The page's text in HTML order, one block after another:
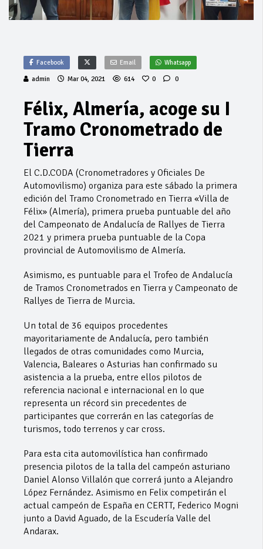
Facebook Email Whatsapp
admin Mar 04, 2021 614 0 0
Félix, Almería, acoge su I
Tramo Cronometrado de
Tierra
El C.D.CODA (Cronometradores y Oficiales De
Automovilismo) organiza para este sábado la primera
edición del Tramo Cronometrado en Tierra «Villa de
Félix» (Almería), primera prueba puntuable del año
del Campeonato de Andalucía de Rallyes de Tierra
2021 y primera prueba puntuable de la Copa
provincial de Automovilismo de Almería.
Asimismo, es puntuable para el Trofeo de Andalucía
de Tramos Cronometrados en Tierra y Campeonato de
Rallyes de Tierra de Murcia.
Un total de 36 equipos procedentes
mayoritariamente de Andalucía, pero también
llegados de otras comunidades como Murcia,
Valencia, Baleares o Asturias han confirmado su
asistencia a la prueba, entre ellos pilotos de
referencia nacional e internacional en lo que
representa un récord sin precedentes de
participantes que correrán en las categorías de
turismos, todo terrenos y car cross.
Para esta cita automovilística han confirmado
presencia pilotos de la talla del campeón asturiano
Daniel Alonso Villalón que correrá junto a Alejandro
López Fernández. Asimismo en Felix competirán el
actual campeón de España en CERTT, Federico Mogni
junto a David Aguado, de la Escudería Valle del
Andarax.